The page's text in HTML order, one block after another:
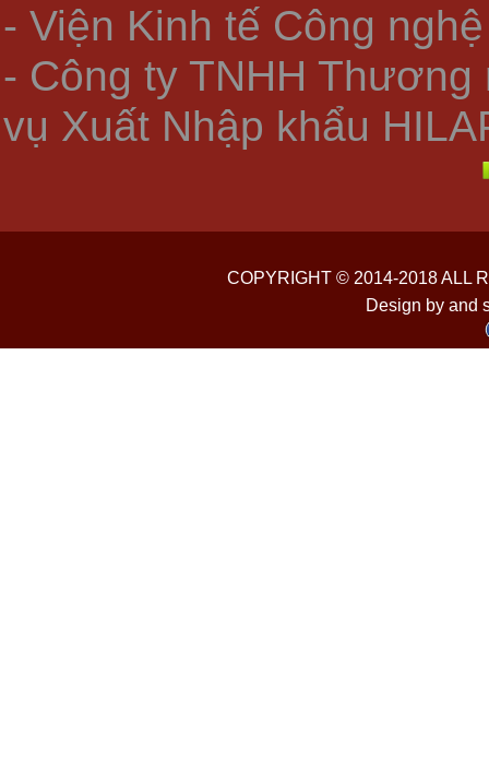
- Viện Kinh tế Công
- Công ty TNHH Thương
vụ Xuất Nhập khẩu
COPYRIGHT © 2014-2018 ALL
Design by and